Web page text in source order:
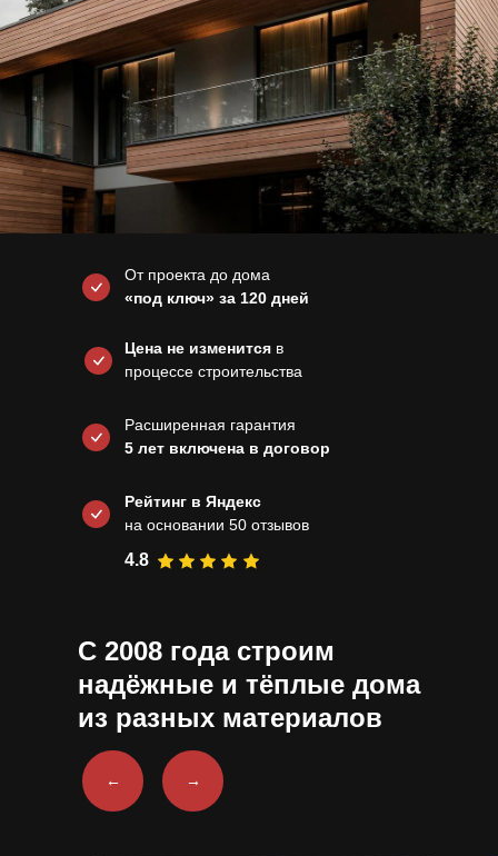
Цена не изменится в
процессе строительства
Расширенная гарантия
5 лет включена в договор
От проекта до дома
«под ключ» за 120 дней
Рейтинг в Яндекс
на основании 50 отзывов
4.8
С 2008 года строим
надёжные и тёплые дома
из разных материалов
← →